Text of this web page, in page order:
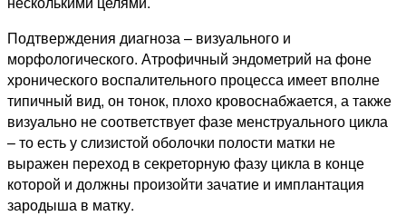
Подтверждения диагноза – визуального и
морфологического. Атрофичный эндометрий на фоне
хронического воспалительного процесса имеет вполне
типичный вид, он тонок, плохо кровоснабжается, а также
визуально не соответствует фазе менструального цикла
– то есть у слизистой оболочки полости матки не
выражен переход в секреторную фазу цикла в конце
которой и должны произойти зачатие и имплантация
зародыша в матку.